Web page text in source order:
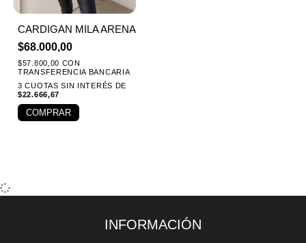
CARDIGAN MILA ARENA
$68.000,00
$57.800,00 CON
TRANSFERENCIA BANCARIA
3 CUOTAS SIN INTERÉS DE
$22.666,67
COMPRAR
INFORMACIÓN